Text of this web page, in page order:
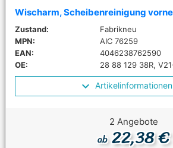
Wischarm, Scheibenreinigung
Zustand:
Fabrikneu
MPN:
AIC 76259
EAN:
4046238762590
OE:
28 88 129 38R,
Artikelinformationen
2 Angebote
ab22,38 €